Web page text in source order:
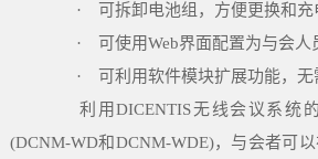
· 可拆卸电池组，方便更换和充
· 可使用Web界面配置为与会人
· 可利用软件模块扩展功能，无
利用DICENTIS无线会议系统
(DCNM-WD和DCNM-WDE)，与会者可